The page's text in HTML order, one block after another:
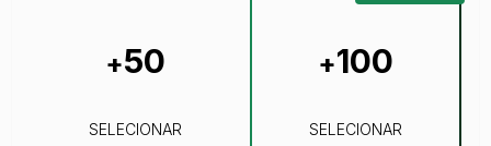
+50
SELECIONAR
+100
SELECIONAR